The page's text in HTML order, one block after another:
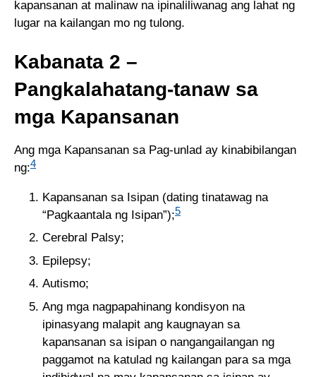
kapansanan at malinaw na ipinaliliwanag ang lahat ng
lugar na kailangan mo ng tulong.
Kabanata 2 –
Pangkalahatang-tanaw sa
mga Kapansanan
Ang mga Kapansanan sa Pag-unlad ay kinabibilangan
ng:4
Kapansanan sa Isipan (dating tinatawag na
“Pagkaantala ng Isipan”);5
Cerebral Palsy;
Epilepsy;
Autismo;
Ang mga nagpapahinang kondisyon na
ipinasyang malapit ang kaugnayan sa
kapansanan sa isipan o nangangailangan ng
paggamot na katulad ng kailangan para sa mga